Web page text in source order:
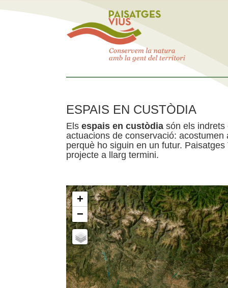
ESPAIS EN CUSTÒDIA
Els espais en custòdia són els indrets
actuacions de conservació:
perquè ho siguin en un futur.
projecte a llarg termini.
+
−